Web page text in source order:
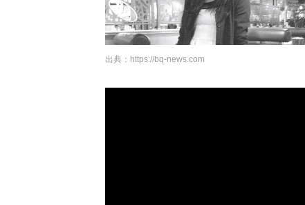
出典： https://bq-news.com